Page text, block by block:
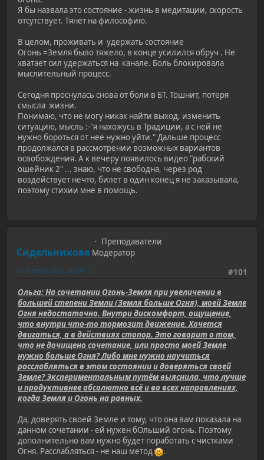
Я бы назвала это состояние - жизнь в медитации, скорость
отсутствует. Тянет на философию.
В целом, проживать и удержать состояние
Огонь =Земля было тяжело, в конце усилился обруч . Не
хватает сил удержаться на канале. Боль блокировала
мыслительный процесс.
Сегодня проснулась снова от боли в БТ. Тошнит, потеря
смысла жизни.
Понимаю, что не могу никак найти выход, изменить
ситуацию, мысль :-"я нахожусь в Традиции, а с ней не
нужно бороться от неё нужно уйти." Дальше процесс
продолжался в рассмотрении возможных вариантов
освобождения. А к вечеру появилось видео "рабский
ошейник 2" ... знаю, что не свободна, через род
воздействует нечто, билет в один конец я не заказывала,
поэтому стихии мне в помощь.
Сидельникова
Преподаватели
Модератор
#101
21 января 2021, 20:04:12
Ольга: На сочетании Огонь-Земля при увеличении в
большей степени Земли (Земля больше Огня), моей Земле
Огня недостаточно. Внутри дискомфорт, ощущение,
что внутри что-то тормозит движение. Хочется
двигаться, а в действиях стопор. Это говорит о том,
что не дочищено сочетание, или просто моей Земле
нужно больше Огня? Либо мне нужно научиться
расслабляться в этом состоянии и доверяться своей
Земле? Экспериментальным путём выяснила, что лучше
и продуктивнее абсолютно всё и во всех направлениях,
когда Земля и Огонь на равных.
Да, доверять своей Земле и тому, что она вам показала на
данном сочетании - ей нужен бОльший огонь. Поэтому
дополнительно вам нужно будет поработать с чистками
Огня. Расслабляться - не наш метод
.